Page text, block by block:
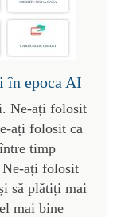
în epoca AI
Ne-ați folosit
ați folosit ca
timp
ați folosit
să plătiți mai
mai bine